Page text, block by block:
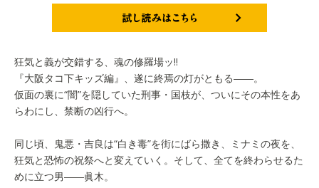
狂気と義が交錯する、魂の修羅場ッ!!
『大阪タコ下キッズ編』、遂に終焉の灯がともる――。
仮面の裏に“闇”を隠していた刑事・国枝が、ついにその本性をあ
らわにし、禁断の凶行へ。
同じ頃、鬼悪・吉良は“白き毒”を街にばら撒き、ミナミの夜を、
狂気と恐怖の祝祭へと変えていく。そして、全てを終わらせるた
めに立つ男――眞木。